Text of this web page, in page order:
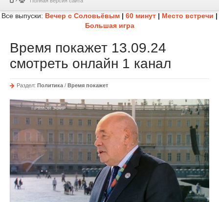
Все выпуски: Вечер с Соловьёвым | 60 минут | Место встречи |
Большая игра
Время покажет 13.09.24
смотреть онлайн 1 канал
Раздел: Политика / Время покажет